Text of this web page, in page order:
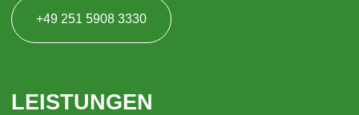
+49 251 5908 3330
LEISTUNGEN